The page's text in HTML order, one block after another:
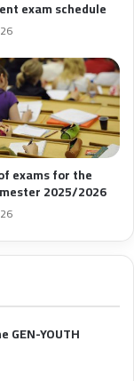
exam schedule
exams for the
2025/2026
YOUTH